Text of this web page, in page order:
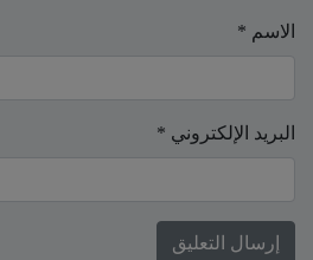
الاسم *
البريد الإلكتروني *